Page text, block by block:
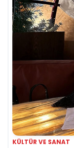
KÜLTÜR VE SANAT